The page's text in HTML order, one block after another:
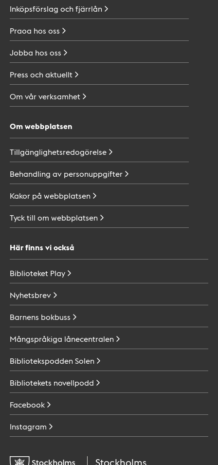
Inköpsförslag ochfjärrlån
Praoa hos oss
Jobba hos oss
Press ochaktuellt
Om vårverksamhet
Om webbplatsen
Tillgänglighetsredogörelse
Behandling av personuppgifter
Kakor på webbplatsen
Tyck till om webbplatsen
Här finns vi också
Biblioteket Play
Nyhetsbrev
Barnens bokbuss
Mångspråkiga lånecentralen
BibliotekspoddenSolen
Bibliotekets novellpodd
Facebook
Instagram
Stockholms